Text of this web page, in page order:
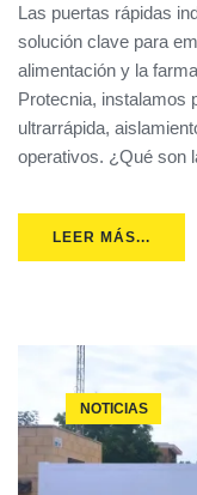
Las puertas rápidas
solución clave para
alimentación y la
Protecnia, instalamos
ultrarrápida,
operativos. ¿Qué son
LEER MÁS...
NOTICIAS